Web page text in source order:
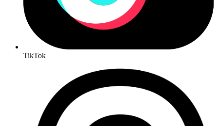
TikTok